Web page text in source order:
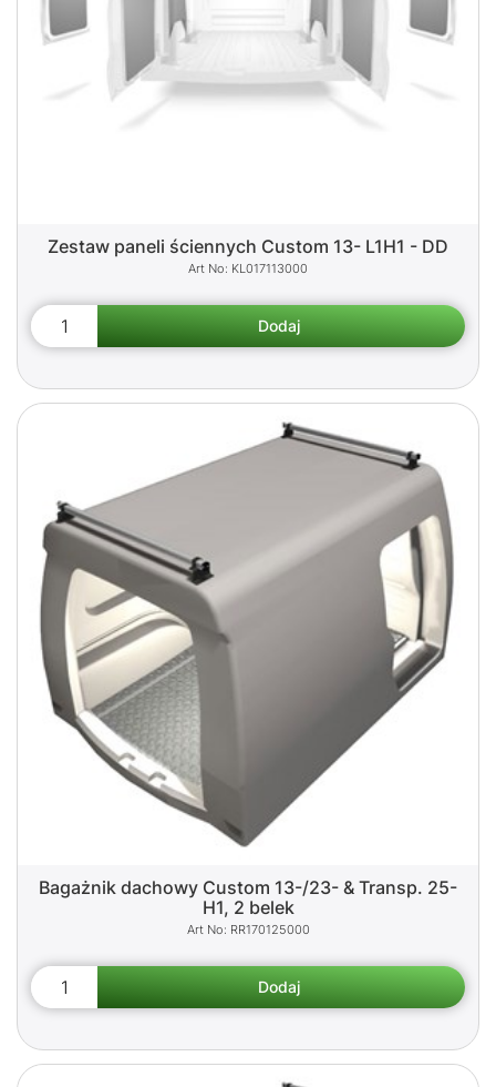
Zestaw paneli ściennych Custom 13- L1H1 - DD
KL017113000
Bagażnik dachowy Custom 13-/23- & Transp. 25-
H1, 2 belek
RR170125000